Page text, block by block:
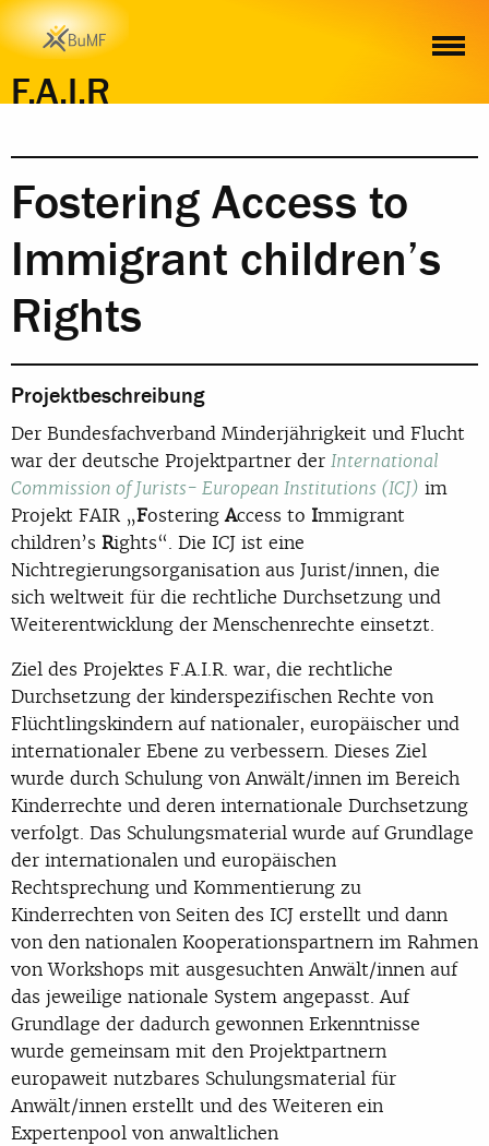
F.A.I.R
FOSTERING ACCESS TO IMMIGRANT CHILDREN’S RIGHTS
Fostering Access to
Immigrant children’s
Rights
Projektbeschreibung
Der Bundesfachverband Minderjährigkeit und Flucht
war der deutsche Projektpartner der International
Commission of Jurists- European Institutions (ICJ) im
Projekt FAIR „FosteringAccess to Immigrant
children’s Rights“. Die ICJ ist eine
Nichtregierungsorganisation aus Jurist/innen, die
sich weltweit für die rechtliche Durchsetzung und
Weiterentwicklung der Menschenrechte einsetzt.
Ziel des Projektes F.A.I.R. war, die rechtliche
Durchsetzung der kinderspezifischen Rechte von
Flüchtlingskindern auf nationaler, europäischer und
internationaler Ebene zu verbessern. Dieses Ziel
wurde durch Schulung von Anwält/innen im Bereich
Kinderrechte und deren internationale Durchsetzung
verfolgt. Das Schulungsmaterial wurde auf Grundlage
der internationalen und europäischen
Rechtsprechung und Kommentierung zu
Kinderrechten von Seiten des ICJ erstellt und dann
von den nationalen Kooperationspartnern im Rahmen
von Workshops mit ausgesuchten Anwält/innen auf
das jeweilige nationale System angepasst. Auf
Grundlage der dadurch gewonnen Erkenntnisse
wurde gemeinsam mit den Projektpartnern
europaweit nutzbares Schulungsmaterial für
Anwält/innen erstellt und des Weiteren ein
Expertenpool von anwaltlichen